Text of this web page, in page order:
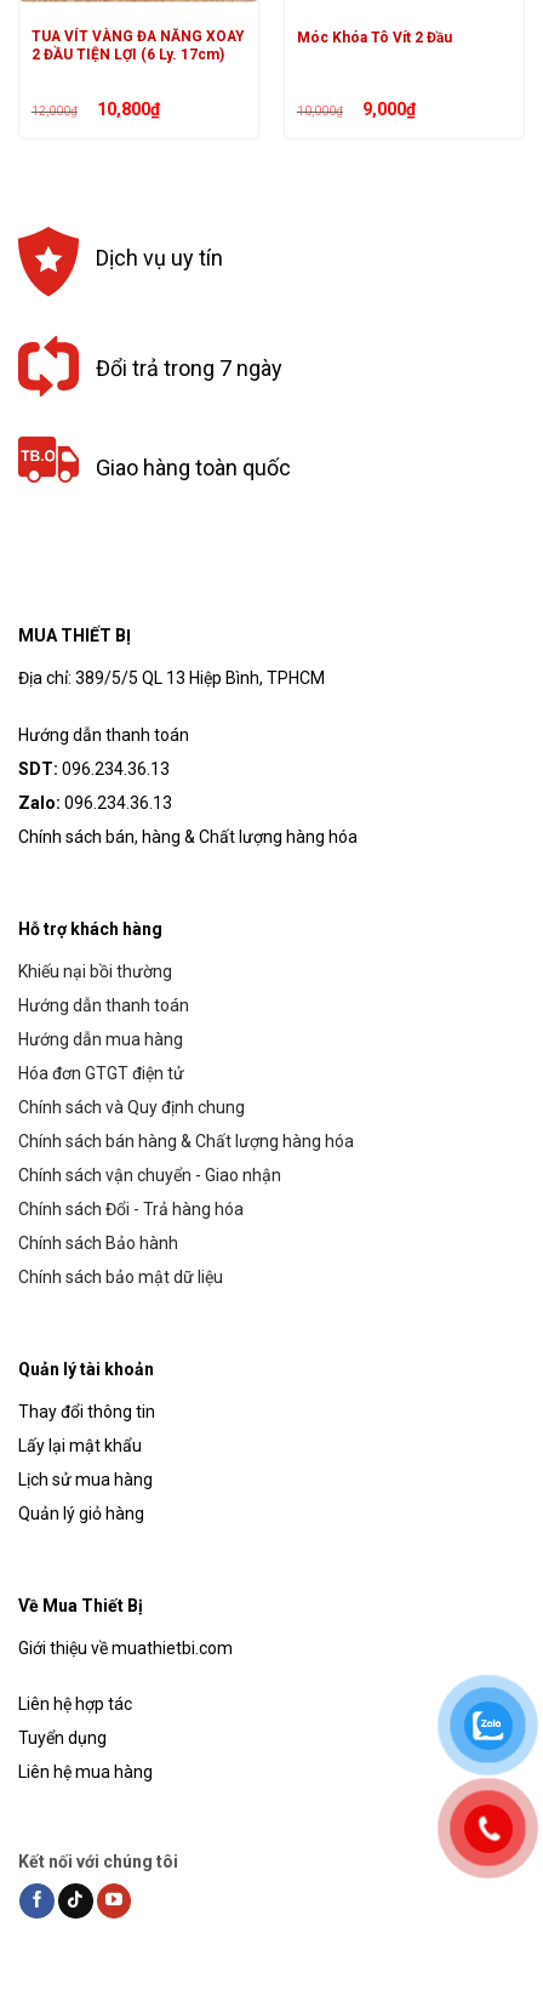
TUA VÍT VÀNG ĐA NĂNG XOAY
2 ĐẦU TIỆN LỢI (6 Ly. 17cm)
12,000₫ Giá
gốc
10,800₫Giá
hiện
Móc Khóa Tô Vít 2 Đầu
10,000₫ Giá
gốc
9,000₫Giá
hiện
Dịch vụ uy tín
Đổi trả trong 7 ngày
Giao hàng toàn quốc
MUA THIẾT BỊ
Địa chỉ: 389/5/5 QL 13 Hiệp Bình, TPHCM
Hướng dẫn thanh toán
SDT: 096.234.36.13
Zalo: 096.234.36.13
Chính sách bán, hàng & Chất lượng hàng hóa
Hỗ trợ khách hàng
Khiếu nại bồi thường
Hướng dẫn thanh toán
Hướng dẫn mua hàng
Hóa đơn GTGT điện tử
Chính sách và Quy định chung
Chính sách bán hàng & Chất lượng hàng hóa
Chính sách vận chuyển - Giao nhận
Chính sách Đổi - Trả hàng hóa
Chính sách Bảo hành
Chính sách bảo mật dữ liệu
Quản lý tài khoản
Thay đổi thông tin
Lấy lại mật khẩu
Lịch sử mua hàng
Quản lý giỏ hàng
Về Mua Thiết Bị
Giới thiệu về muathietbi.com
Liên hệ hợp tác
Tuyển dụng
Liên hệ mua hàng
Kết nối với chúng tôi